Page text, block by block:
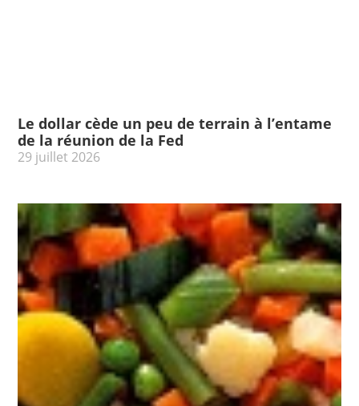
Le dollar cède un peu de terrain à l’entame
de la réunion de la Fed
29 juillet 2026